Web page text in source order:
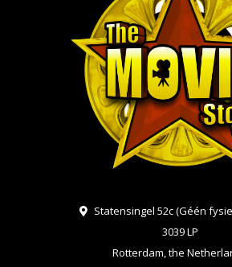
Statensingel 52c (Géén
3039 LP
Rotterdam, the